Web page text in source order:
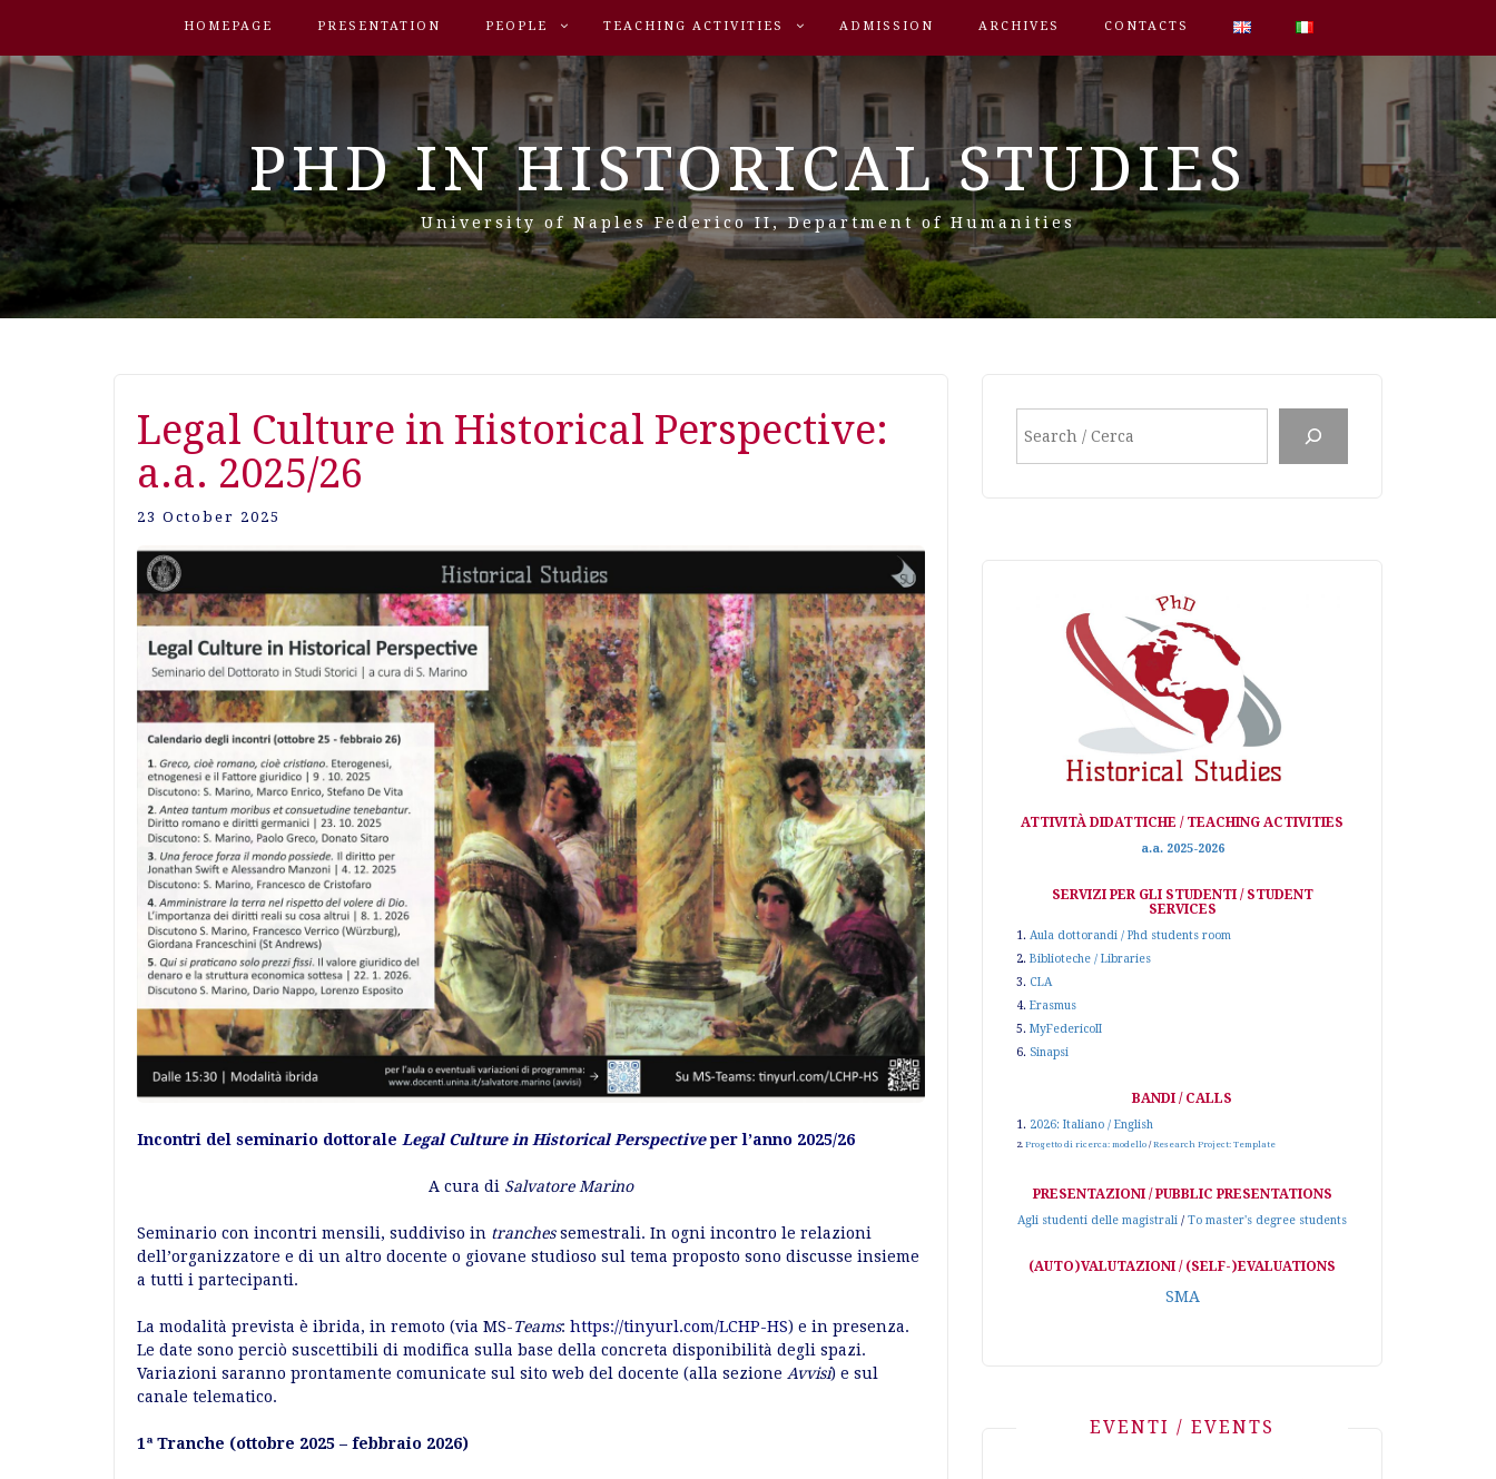
HOMEPAGE PRESENTATION PEOPLE TEACHING ACTIVITIES ADMISSION ARCHIVES CONTACTS
PHD IN HISTORICAL STUDIES
University of Naples Federico II, Department of Humanities
Legal Culture in Historical Perspective:
a.a. 2025/26
23 October 2025
Incontri del seminario dottorale Legal Culture in Historical Perspectiveper l’anno 2025/26
A cura di Salvatore Marino
Seminario con incontri mensili, suddiviso in tranchessemestrali. In ogni incontro le relazioni
dell’organizzatore e di un altro docente o giovane studioso sul tema proposto sono discusse insieme
a tutti i partecipanti.
La modalità prevista è ibrida, in remoto (via MS-Teams: https://tinyurl.com/LCHP-HS) e in presenza.
Le date sono perciò suscettibili di modifica sulla base della concreta disponibilità degli spazi.
Variazioni saranno prontamente comunicate sul sito web del docente (alla sezione Avvisi) e sul
canale telematico.
1ª Tranche (ottobre 2025 – febbraio 2026)
ATTIVITÀ DIDATTICHE / TEACHING ACTIVITIES
a.a. 2025-2026
SERVIZI PER GLI STUDENTI / STUDENT
SERVICES
1. Aula dottorandi / Phd students room
2. Biblioteche / Libraries
3. CLA
4. Erasmus
5. MyFedericoII
6. Sinapsi
BANDI / CALLS
1. 2026: Italiano / English
2. Progetto di ricerca: modello /Research Project: Template
PRESENTAZIONI / PUBBLIC PRESENTATIONS
Agli studenti delle magistrali / To master's degree students
(AUTO)VALUTAZIONI / (SELF-)EVALUATIONS
SMA
EVENTI / EVENTS